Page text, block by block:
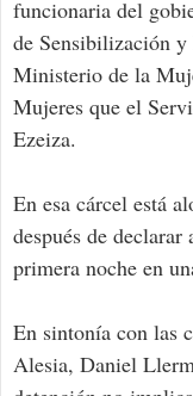
funcionaria del
de Sensibilización
Ministerio de la
Mujeres que el
Ezeiza.
En esa cárcel está
después de
primera noche en
En sintonía con las
Alesia, Daniel